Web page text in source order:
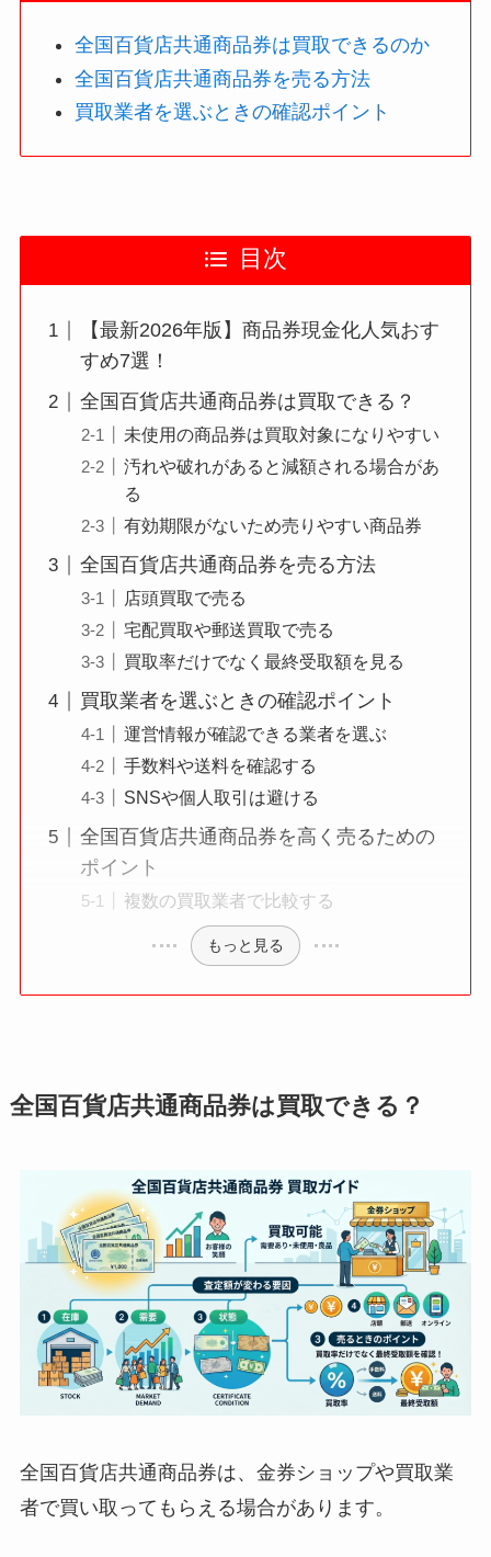
全国百貨店共通商品券は買取できるのか
全国百貨店共通商品券を売る方法
買取業者を選ぶときの確認ポイント
目次
【最新2026年版】商品券現金化人気おす
すめ7選！
全国百貨店共通商品券は買取できる？
未使用の商品券は買取対象になりやすい
汚れや破れがあると減額される場合があ
る
有効期限がないため売りやすい商品券
全国百貨店共通商品券を売る方法
店頭買取で売る
宅配買取や郵送買取で売る
買取率だけでなく最終受取額を見る
買取業者を選ぶときの確認ポイント
運営情報が確認できる業者を選ぶ
手数料や送料を確認する
SNSや個人取引は避ける
全国百貨店共通商品券を高く売るための
ポイント
複数の買取業者で比較する
もっと見る
全国百貨店共通商品券は買取できる？
全国百貨店共通商品券は、金券ショップや買取業
者で買い取ってもらえる場合があります。